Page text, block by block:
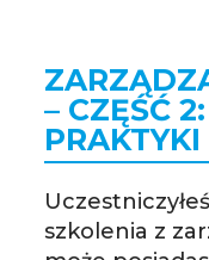
– CZĘŚĆ
PRAKTYKI
szkolenia z